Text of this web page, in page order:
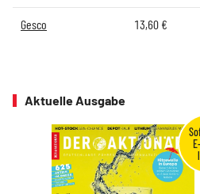
Gesco 13,60 €
Aktuelle Ausgabe